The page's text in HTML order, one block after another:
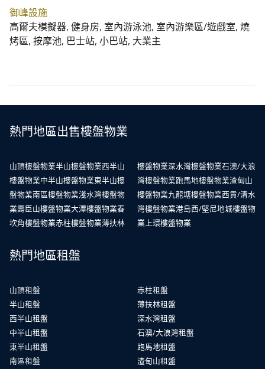
御峰設施
高爾夫模擬器, 健身房, 室內游泳池, 室內游樂區/遊戲室, 燒
烤區, 按摩池, 巴士站, 小巴站, 大業主
熱門地區出售樓盤物業
山頂樓盤物業半山樓盤物業西半山
樓盤物業中半山樓盤物業東半山樓
盤物業南區樓盤物業淺水灣樓盤物
業壽臣山樓盤物業大潭樓盤物業舂
坎角樓盤物業赤柱樓盤物業薄扶林
樓盤物業深水灣樓盤物業石澳/大浪
灣樓盤物業跑馬地樓盤物業渣甸山
樓盤物業九龍塘樓盤物業西貢/清水
灣樓盤物業港島西/堅尼地城樓盤物
業 上環樓盤物業
熱門地區租盤
山頂租盤
半山租盤
西半山租盤
中半山租盤
東半山租盤
南區租盤
赤柱租盤
薄扶林租盤
深水灣租盤
石澳/大浪灣租盤
跑馬地租盤
渣甸山租盤